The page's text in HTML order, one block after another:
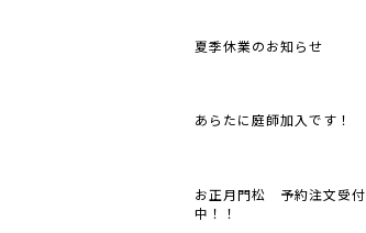
夏季休業のお知らせ
あらたに庭師加入です！
お正月門松 予約注文受付
中！！